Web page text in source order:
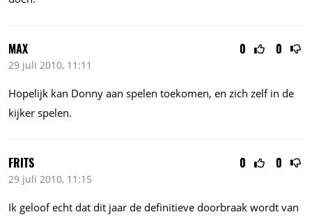
0 0
MAX
29 juli 2010, 11:11
Hopelijk kan Donny aan spelen toekomen, en zich zelf in de
kijker spelen.
0 0
FRITS
29 juli 2010, 11:15
Ik geloof echt dat dit jaar de definitieve doorbraak wordt van